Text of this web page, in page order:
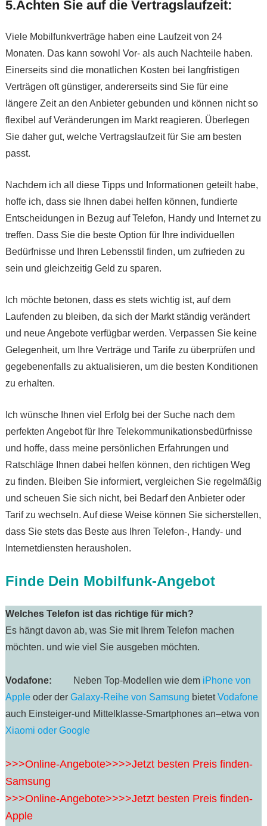
5.Achten Sie auf die Vertragslaufzeit:
Viele Mobilfunkverträge haben eine Laufzeit von 24
Monaten. Das kann sowohl Vor- als auch Nachteile haben.
Einerseits sind die monatlichen Kosten bei langfristigen
Verträgen oft günstiger, andererseits sind Sie für eine
längere Zeit an den Anbieter gebunden und können nicht so
flexibel auf Veränderungen im Markt reagieren. Überlegen
Sie daher gut, welche Vertragslaufzeit für Sie am besten
passt.
Nachdem ich all diese Tipps und Informationen geteilt habe,
hoffe ich, dass sie Ihnen dabei helfen können, fundierte
Entscheidungen in Bezug auf Telefon, Handy und Internet zu
treffen. Dass Sie die beste Option für Ihre individuellen
Bedürfnisse und Ihren Lebensstil finden, um zufrieden zu
sein und gleichzeitig Geld zu sparen.
Ich möchte betonen, dass es stets wichtig ist, auf dem
Laufenden zu bleiben, da sich der Markt ständig verändert
und neue Angebote verfügbar werden. Verpassen Sie keine
Gelegenheit, um Ihre Verträge und Tarife zu überprüfen und
gegebenenfalls zu aktualisieren, um die besten Konditionen
zu erhalten.
Ich wünsche Ihnen viel Erfolg bei der Suche nach dem
perfekten Angebot für Ihre Telekommunikationsbedürfnisse
und hoffe, dass meine persönlichen Erfahrungen und
Ratschläge Ihnen dabei helfen können, den richtigen Weg
zu finden. Bleiben Sie informiert, vergleichen Sie regelmäßig
und scheuen Sie sich nicht, bei Bedarf den Anbieter oder
Tarif zu wechseln. Auf diese Weise können Sie sicherstellen,
dass Sie stets das Beste aus Ihren Telefon-, Handy- und
Internetdiensten herausholen.
Finde Dein Mobilfunk-Angebot
Welches Telefon ist das richtige für mich?
Es hängt davon ab, was Sie mit Ihrem Telefon machen
möchten. und wie viel Sie ausgeben möchten.
Vodafone: Neben Top-Modellen wie dem iPhone von
Appleoder der Galaxy-Reihe von Samsung bietetVodafone
auch Einsteiger-und Mittelklasse-Smartphones an–etwa von
Xiaomi oder Google
>>>Online-Angebote>>>>Jetzt besten Preis finden-
Samsung
>>>Online-Angebote>>>>Jetzt besten Preis finden-
Apple